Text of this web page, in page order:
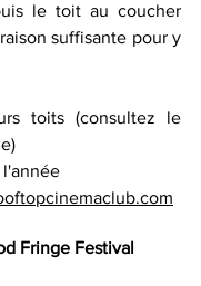
le toit au coucher
suffisante pour y
toits (consultez le
Fringe Festival